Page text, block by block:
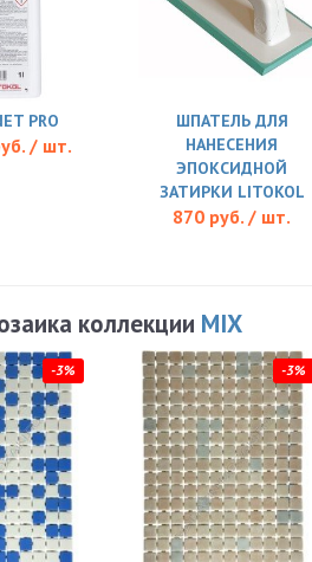
PRO
/ шт.
ШПАТЕЛЬ ДЛЯ
НАНЕСЕНИЯ
ЭПОКСИДНОЙ
ЗАТИРКИ LITOKOL
870 руб. / шт.
коллекции MIX
-3% -3%